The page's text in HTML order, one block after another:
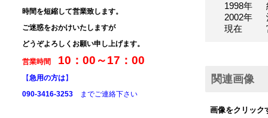
1998年
2002年
現在
関連画像
画像をクリック
時間を短縮して営業致します。
ご迷惑をおかけいたしますが
どうぞよろしくお願い申し上げます。
営業時間 10：00～17：00
【急用の方は】
090-3416-3253 までご連絡下さい